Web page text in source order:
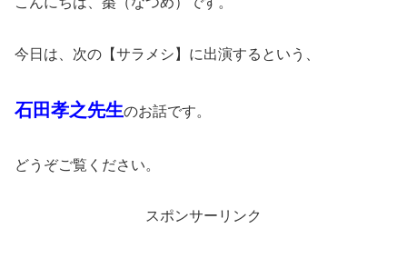
今日は、次の【サラメシ】に出演するという、
石田孝之先生のお話です。
どうぞご覧ください。
スポンサーリンク